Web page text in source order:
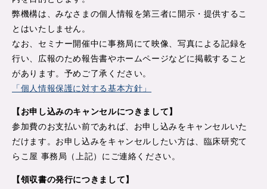
弊機構は、みなさまの個人情報を第三者に開示・提供するこ
とはいたしません。
なお、セミナー開催中に事務局にて映像、写真による記録を
行い、広報のため報告書やホームページなどに掲載すること
があります。予めご了承ください。
「個人情報保護に対する基本方針」
【お申し込みのキャンセルにつきまして】
参加費のお支払い前であれば、お申し込みをキャンセルいた
だけます。お申し込みをキャンセルしたい方は、臨床研究て
らこ屋 事務局（上記）にご連絡ください。
【領収書の発行につきまして】